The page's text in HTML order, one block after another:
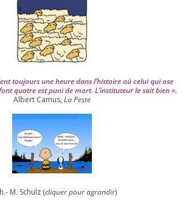
tou­jours une heure dans l’his­toire où celui qui ose
quatre est puni de mort. L’instituteur le sait bien ».
Albert Camus, La Peste
M. Schulz (cli­quer pour agran­dir)